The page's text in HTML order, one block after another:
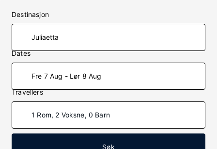
Destinasjon
Dates
Fre 7 Aug - Lør 8 Aug
Travellers
1 Rom, 2 Voksne, 0 Barn
Søk